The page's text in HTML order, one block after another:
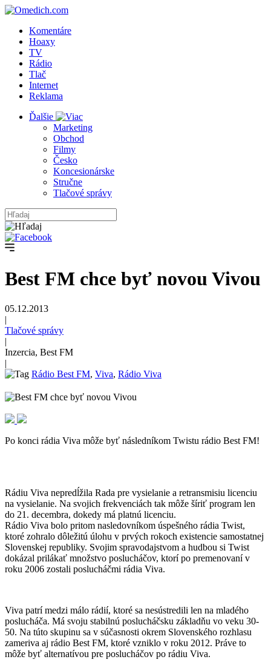
Komentáre
Hoaxy
TV
Rádio
Tlač
Internet
Reklama
Ďalšie
Marketing
Obchod
Filmy
Česko
Koncesionárske
Stručne
Tlačové správy
Best FM chce byť novou Vivou
05.12.2013
|
Tlačové správy
|
Inzercia, Best FM
|
Rádio Best FM, Viva, Rádio Viva
Po konci rádia Viva môže byť následníkom Twistu rádio Best FM!
Rádiu Viva nepredĺžila Rada pre vysielanie a retransmisiu licenciu
na vysielanie. Na svojich frekvenciách tak môže šíriť program len
do 21. decembra, dokedy má platnú licenciu.
Rádio Viva bolo pritom nasledovníkom úspešného rádia Twist,
ktoré zohralo dôležitú úlohu v prvých rokoch existencie samostatnej
Slovenskej republiky. Svojim spravodajstvom a hudbou si Twist
dokázal prilákať množstvo poslucháčov, ktorí po premenovaní v
roku 2006 zostali poslucháčmi rádia Viva.
Viva patrí medzi málo rádií, ktoré sa nesústredili len na mladého
poslucháča. Má svoju stabilnú poslucháčsku základňu vo veku 30-
50. Na túto skupinu sa v súčasnosti okrem Slovenského rozhlasu
zameriva aj rádio Best FM, ktoré vzniklo v roku 2012. Práve to
môže byť alternatívou pre poslucháčov po rádiu Viva.